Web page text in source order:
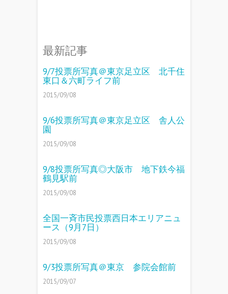
最新記事
9/7投票所写真＠東京足立区 北千住
東口＆六町ライフ前
2015/09/08
9/6投票所写真＠東京足立区 舎人公
園
2015/09/08
9/8投票所写真◎大阪市 地下鉄今福
鶴見駅前
2015/09/08
全国一斉市民投票西日本エリアニュ
ース（9月7日）
2015/09/08
9/3投票所写真＠東京 参院会館前
2015/09/07